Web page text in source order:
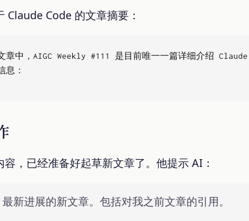
Claude Code 的文章摘要：
章中，AIGC Weekly #111 是目前唯一一篇详细介绍
息：
，已经准备好起草新文章了。他提示 AI：
新进展的新文章。包括对我之前文章的引用。